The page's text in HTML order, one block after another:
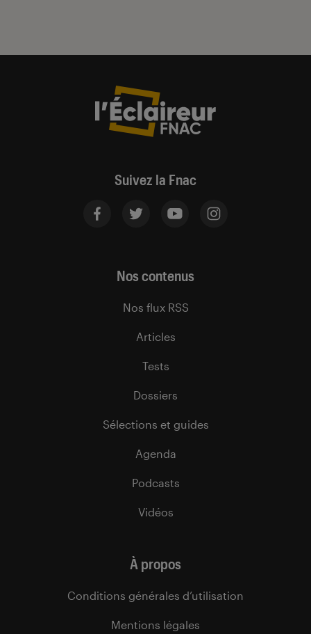
Suivez la Fnac
Nos contenus
Nos flux RSS
Articles
Tests
Dossiers
Sélections et guides
Agenda
Podcasts
Vidéos
À propos
Conditions générales d’utilisation
Mentions légales